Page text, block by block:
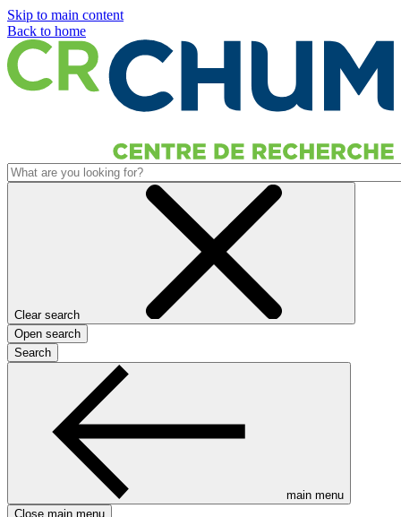
Skip to main content
Back to home
Clear search
Open search
Search
main menu
Close main menu